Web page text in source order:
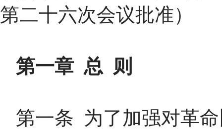
第二十六次会议批准）
第一章 总 则
第一条 为了加强对革